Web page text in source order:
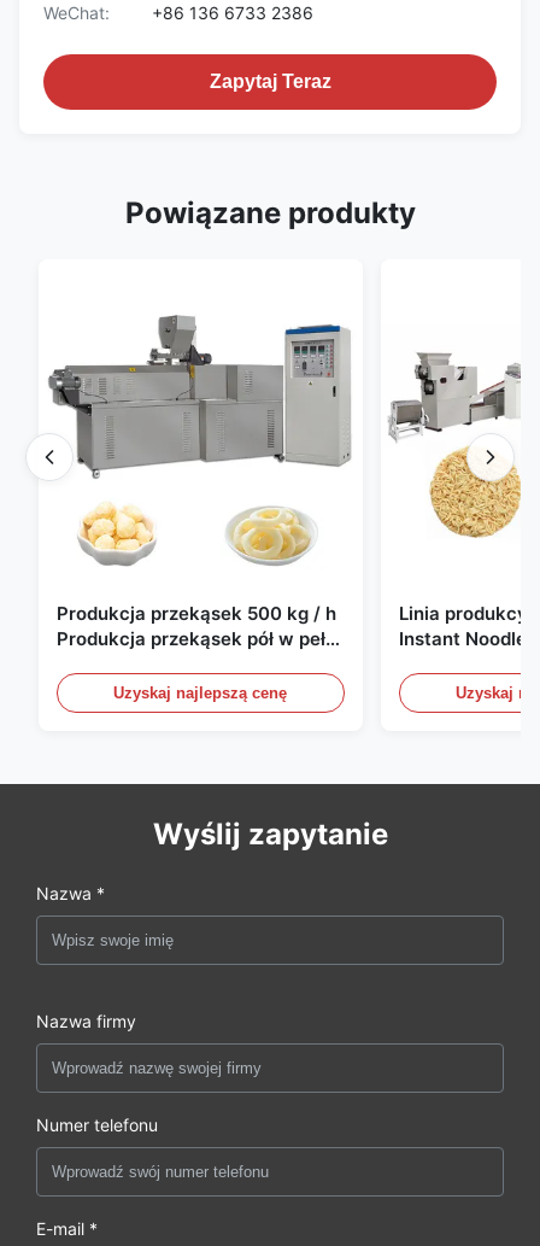
WeChat:
+86 136 6733 2386
Zapytaj Teraz
Powiązane produkty
Produkcja przekąsek 500 kg / h
Produkcja przekąsek pół w pełni
Uzyskaj najlepszą cenę
Linia
Instant Noodle
Uzyskaj
Wyślij zapytanie
Nazwa *
Nazwa firmy
Numer telefonu
E-mail *